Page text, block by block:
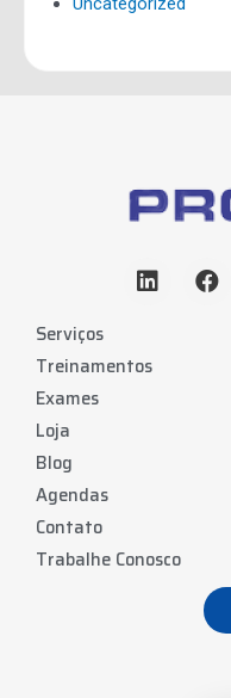
Serviços
Treinamentos
Exames
Loja
Blog
Agendas
Contato
Trabalhe Conosco